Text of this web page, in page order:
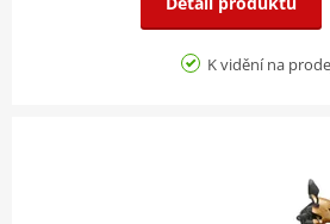
K vidění na